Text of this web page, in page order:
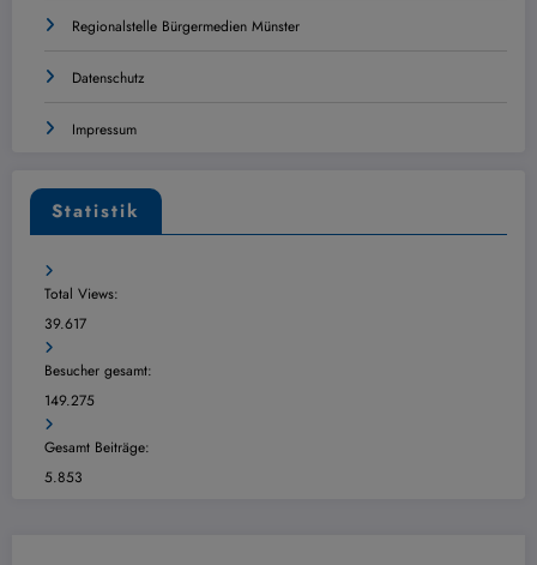
Regionalstelle Bürgermedien Münster
Datenschutz
Impressum
Statistik
Total Views:
39.617
Besucher gesamt:
149.275
Gesamt Beiträge:
5.853